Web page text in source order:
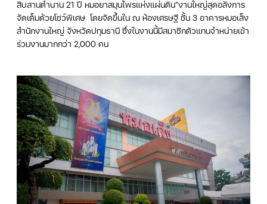
สืบสานตำนาน 21 ปี หมอยาสมุนไพรแห่งแผ่นดิน”งานใหญ่สุดอลังการ
จัดเต็มด้วยโชว์พิเศษ โดยจัดขึ้นใน ณ ห้องเศรษฐี ชั้น 3 อาคารหมอเส็ง
สำนักงานใหญ่ จังหวัดปทุมธานี ซึ่งในงานนี้มีสมาชิกตัวแทนจำหน่ายเข้า
ร่วมงานมากกว่า 2,000 คน